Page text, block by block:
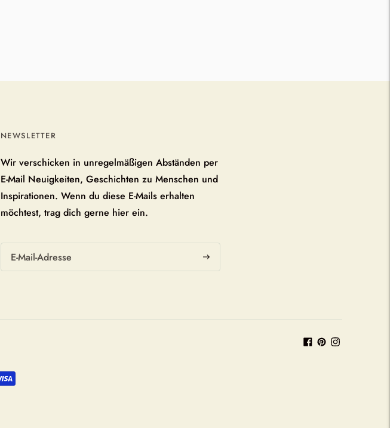
NEWSLETTER
Wir verschicken in unregelmäßigen Abständen per
E-Mail Neuigkeiten, Geschichten zu Menschen und
Inspirationen. Wenn du diese E-Mails erhalten
möchtest, trag dich gerne hier ein.
Abonnieren